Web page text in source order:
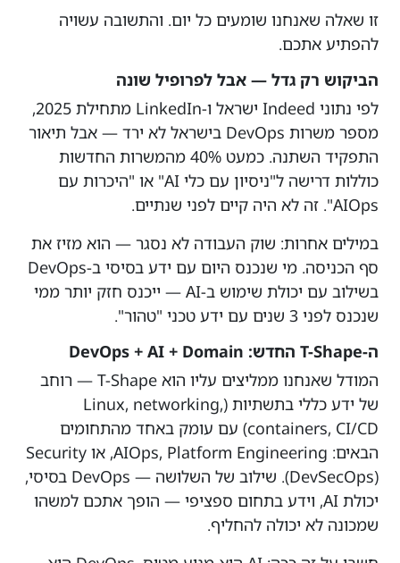
זו שאלה שאנחנו שומעים כל יום. והתשובה עשויה
להפתיע אתכם.
הביקוש רק גדל — אבל לפרופיל שונה
לפי נתוני Indeed ישראל ו-LinkedIn מתחילת 2025,
מספר משרות DevOps בישראל לא ירד — אבל תיאור
התפקיד השתנה. כמעט 40% מהמשרות החדשות
כוללות דרישה ל"ניסיון עם כלי AI" או "היכרות עם
AIOps". זה לא היה קיים לפני שנתיים.
במילים אחרות: שוק העבודה לא נסגר — הוא מזיז את
סף הכניסה. מי שנכנס היום עם ידע בסיסי ב-DevOps
בשילוב עם יכולת שימוש ב-AI — ייכנס חזק יותר ממי
שנכנס לפני 3 שנים עם ידע טכני "טהור".
ה-T-Shape החדש: DevOps + AI + Domain
המודל שאנחנו ממליצים עליו הוא T-Shape — רוחב
של ידע כללי בתשתיות (Linux, networking,
containers, CI/CD) עם עומק באחד מהתחומים
הבאים: AIOps, Platform Engineering, או Security
(DevSecOps). שילוב של השלושה — DevOps בסיסי,
יכולת AI, וידע בתחום ספציפי — הופך אתכם למשהו
שמכונה לא יכולה להחליף.